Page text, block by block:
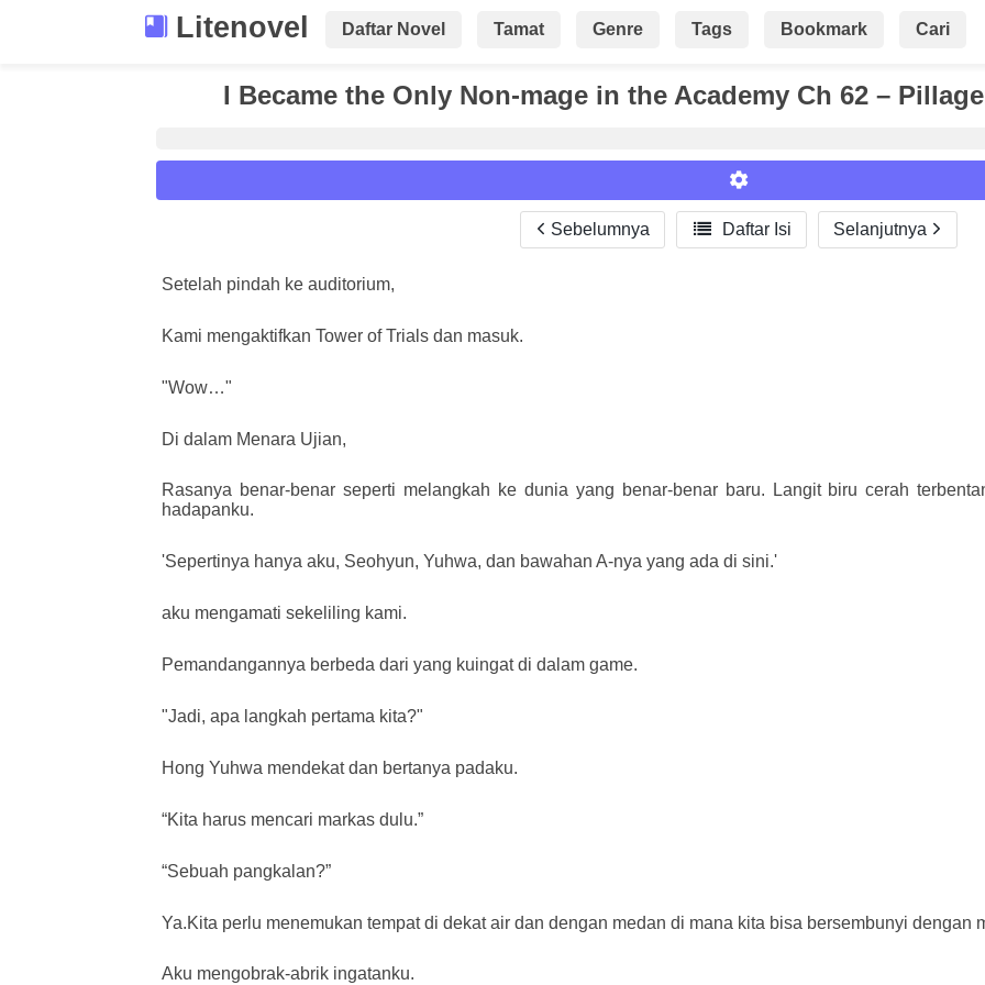
Litenovel Daftar Novel Tamat Genre Tags Bookmark Cari
I Became the Only Non-mage in the Academy Ch 62 –
Font :
Size :
A-
Sebelumnya  Daftar Isi Selanjutnya
Setelah pindah ke auditorium,
Kami mengaktifkan Tower of Trials dan masuk.
"Wow…"
Di dalam Menara Ujian,
Rasanya benar-benar seperti melangkah ke dunia yang benar-benar baru. Langit biru cerah
hadapanku.
'Sepertinya hanya aku, Seohyun, Yuhwa, dan bawahan A-nya yang ada di sini.'
aku mengamati sekeliling kami.
Pemandangannya berbeda dari yang kuingat di dalam game.
"Jadi, apa langkah pertama kita?"
Hong Yuhwa mendekat dan bertanya padaku.
“Kita harus mencari markas dulu.”
“Sebuah pangkalan?”
Ya.Kita perlu menemukan tempat di dekat air dan dengan medan di mana kita bisa bersembunyi dengan
Aku mengobrak-abrik ingatanku.